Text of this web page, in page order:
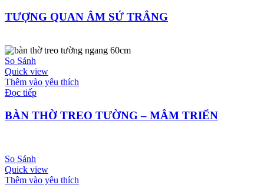
TƯỢNG QUAN ÂM SỨ TRẮNG
So Sánh
Quick view
Thêm vào yêu thích
Đọc tiếp
BÀN THỜ TREO TƯỜNG – MÂM TRIỂN
So Sánh
Quick view
Thêm vào yêu thích